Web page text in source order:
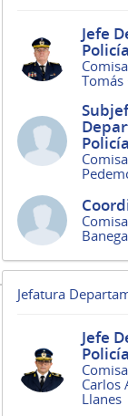
Jefe
Policía
Tomás
Policía
Jefatura
Jefe
Policía
Carlos
Llanes